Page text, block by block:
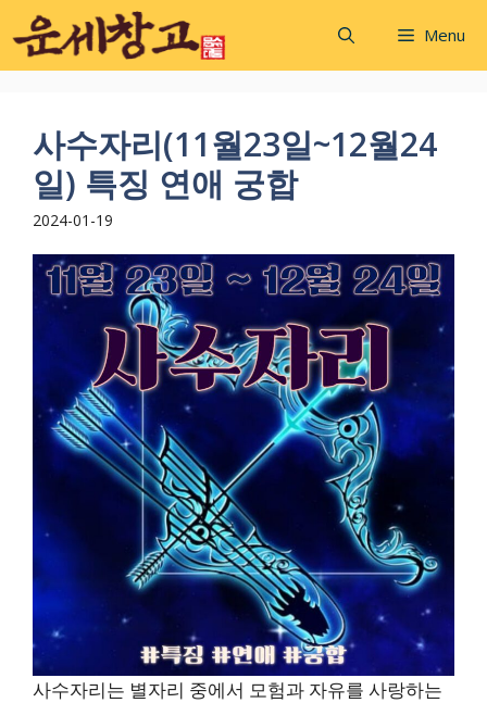
Skip
to
content
Menu
사수자리(11월23일~12월24
일) 특징 연애 궁합
2024-01-19
사수자리는 별자리 중에서 모험과 자유를 사랑하는